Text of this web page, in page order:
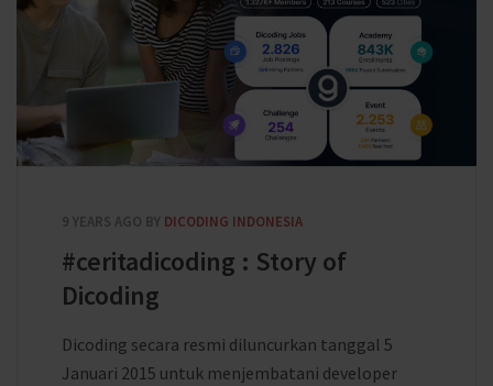
9 YEARS AGO BY DICODING INDONESIA
#ceritadicoding : Story of
Dicoding
Dicoding secara resmi diluncurkan tanggal 5
Januari 2015 untuk menjembatani developer